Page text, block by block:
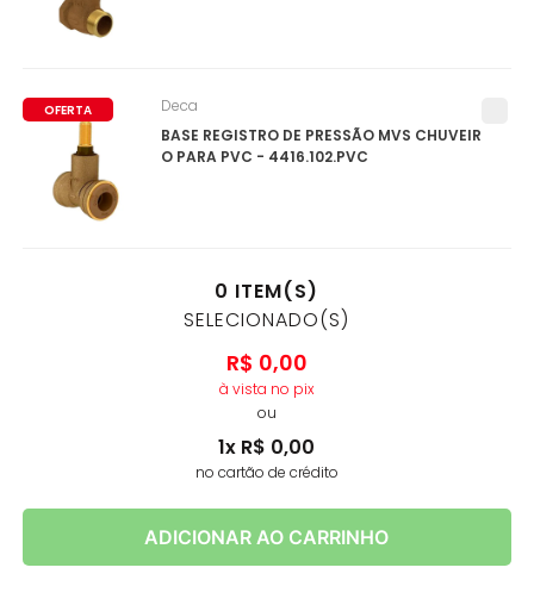
OFERTA
BASE REGISTRO DE PRESSÃO MVS CHUVEIR
O PARA PVC - 4416.102.PVC
Deca
0 ITEM(S)
SELECIONADO(S)
R$ 0,00
à vista no pix
ou
1x R$ 0,00
no cartão de crédito
ADICIONAR AO CARRINHO